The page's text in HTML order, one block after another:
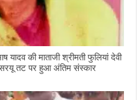
यादव की माताजी श्रीमती फुलियां देवी
तट पर हुआ अंतिम संस्कार